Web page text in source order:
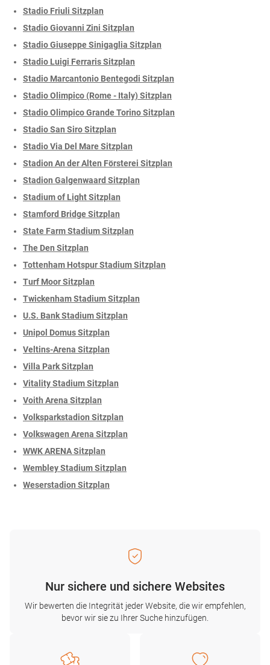
Stadio Friuli Sitzplan
Stadio Giovanni Zini Sitzplan
Stadio Giuseppe Sinigaglia Sitzplan
Stadio Luigi Ferraris Sitzplan
Stadio Marcantonio Bentegodi Sitzplan
Stadio Olimpico (Rome - Italy) Sitzplan
Stadio Olimpico Grande Torino Sitzplan
Stadio San Siro Sitzplan
Stadio Via Del Mare Sitzplan
Stadion An der Alten Försterei Sitzplan
Stadion Galgenwaard Sitzplan
Stadium of Light Sitzplan
Stamford Bridge Sitzplan
State Farm Stadium Sitzplan
The Den Sitzplan
Tottenham Hotspur Stadium Sitzplan
Turf Moor Sitzplan
Twickenham Stadium Sitzplan
U.S. Bank Stadium Sitzplan
Unipol Domus Sitzplan
Veltins-Arena Sitzplan
Villa Park Sitzplan
Vitality Stadium Sitzplan
Voith Arena Sitzplan
Volksparkstadion Sitzplan
Volkswagen Arena Sitzplan
WWK ARENA Sitzplan
Wembley Stadium Sitzplan
Weserstadion Sitzplan
Nur sichere und sichere Websites
Wir bewerten die Integrität jeder Website, die wir empfehlen,
bevor wir sie zu Ihrer Suche hinzufügen.